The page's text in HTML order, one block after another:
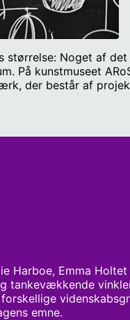
størrelse: Noget af
På kunstmuseet
der består af
Harboe, Emma
tankevækkende
emne.